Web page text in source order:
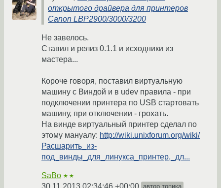
открытого драйвера для принтеров
Canon LBP2900/3000/3200
Не завелось.
Ставил и релиз 0.1.1 и исходники из
мастера...
Короче говоря, поставил виртуальную
машину с Виндой и в udev правила - при
подключении принтера по USB стартовать
машину, при отключении - грохать.
На винде виртуальный принтер сделал по
этому мануалу: http://wiki.unixforum.org/wiki/
Расшарить_из-
под_винды_для_линукса_принтер,_дл...
SaBo ★★
автор топика